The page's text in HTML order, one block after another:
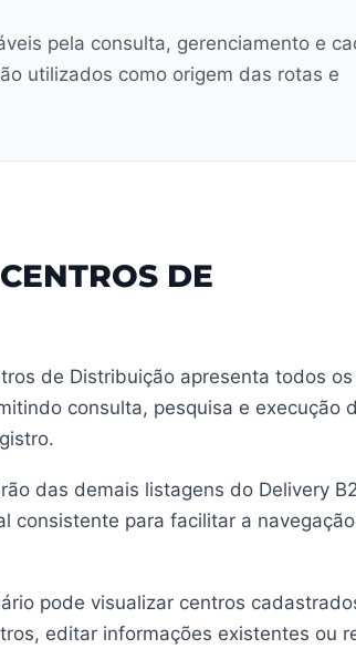
pela consulta, gerenciamento e
utilizados como origem das rotas e
DE
de Distribuição apresenta todos
consulta, pesquisa e execução
das demais listagens do Delivery
consistente para facilitar a
pode visualizar centros
editar informações existentes ou